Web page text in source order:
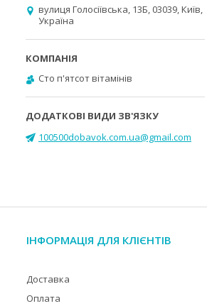
вулиця Голосіївська, 13Б, 03039, Київ,
Україна
Cто п'ятсот вітамінів
100500dobavok.com.ua@gmail.com
ІНФОРМАЦІЯ ДЛЯ КЛІЄНТІВ
Доставка
Оплата